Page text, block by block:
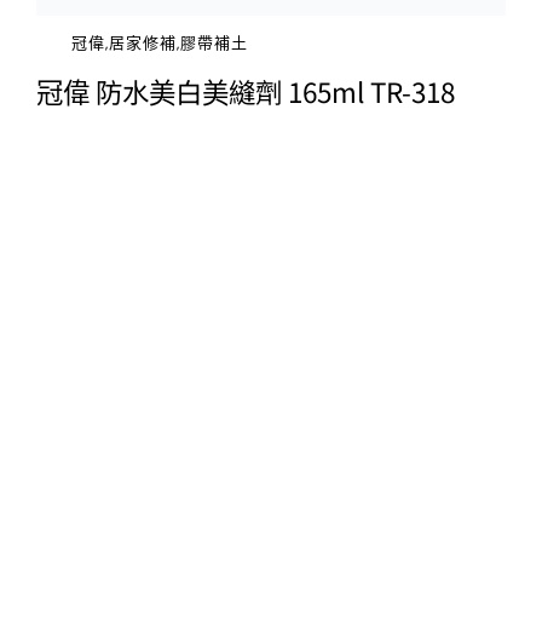
冠偉,居家修補,膠帶補土
冠偉 防水美白美縫劑 165ml TR-318